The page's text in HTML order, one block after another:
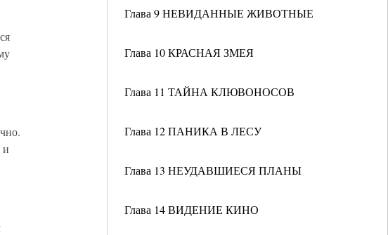
Глава 9 НЕВИДАННЫЕ ЖИВОТНЫЕ
Глава 10 КРАСНАЯ ЗМЕЯ
Глава 11 ТАЙНА КЛЮВОНОСОВ
Глава 12 ПАНИКА В ЛЕСУ
Глава 13 НЕУДАВШИЕСЯ ПЛАНЫ
Глава 14 ВИДЕНИЕ КИНО
и